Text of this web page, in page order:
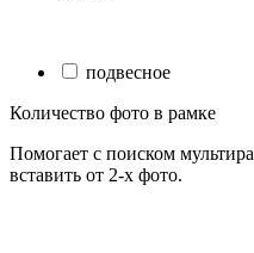
подвесное
Количество фото в рамке
Помогает с поиском
вставить от 2-х фото.